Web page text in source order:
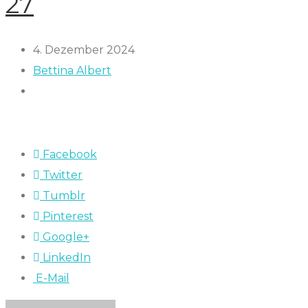
4. Dezember 2024
Bettina Albert
Facebook
Twitter
Tumblr
Pinterest
Google+
LinkedIn
E-Mail